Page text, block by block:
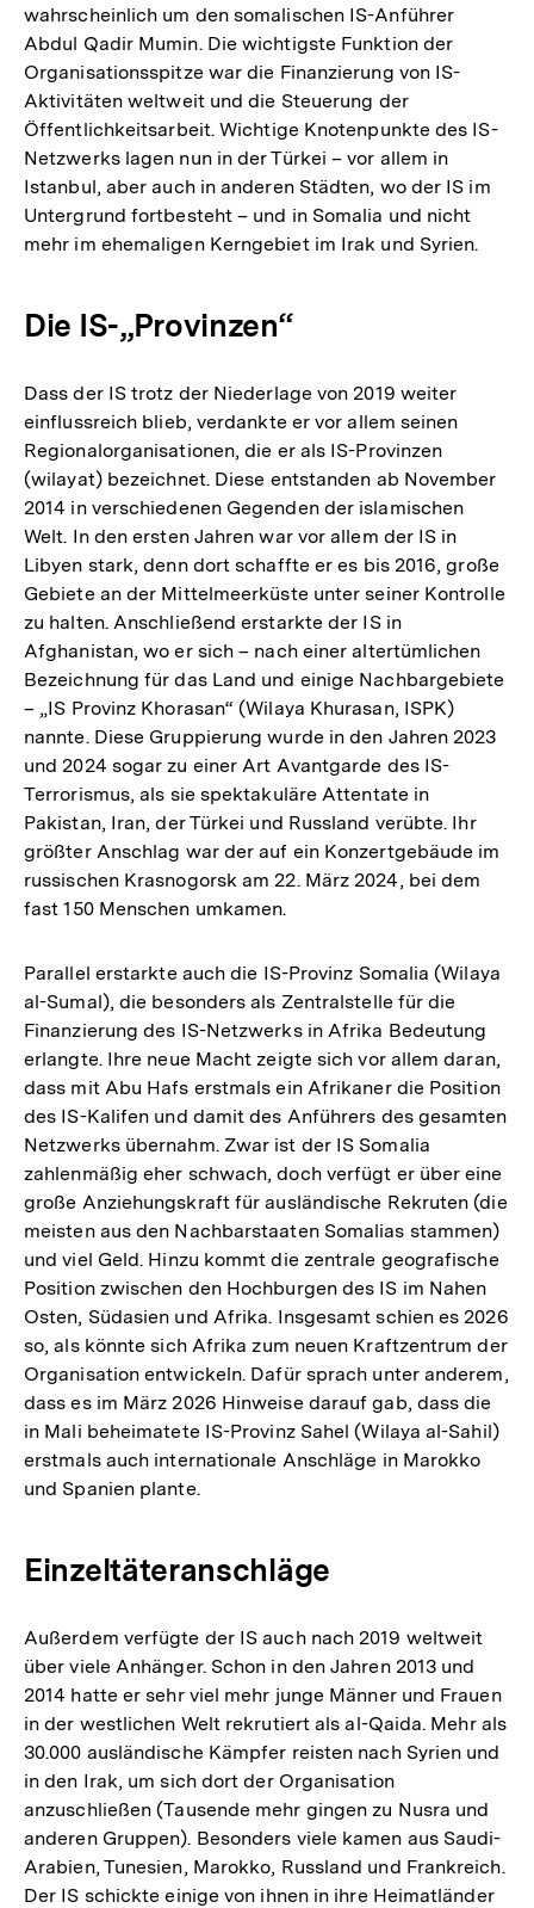
wahrscheinlich um den somalischen IS-Anführer
Abdul Qadir Mumin. Die wichtigste Funktion der
Organisationsspitze war die Finanzierung von IS-
Aktivitäten weltweit und die Steuerung der
Öffentlichkeitsarbeit. Wichtige Knotenpunkte des IS-
Netzwerks lagen nun in der Türkei – vor allem in
Istanbul, aber auch in anderen Städten, wo der IS im
Untergrund fortbesteht – und in Somalia und nicht
mehr im ehemaligen Kerngebiet im Irak und Syrien.
Die IS-„Provinzen“
Dass der IS trotz der Niederlage von 2019 weiter
einflussreich blieb, verdankte er vor allem seinen
Regionalorganisationen, die er als IS-Provinzen
(wilayat) bezeichnet. Diese entstanden ab November
2014 in verschiedenen Gegenden der islamischen
Welt. In den ersten Jahren war vor allem der IS in
Libyen stark, denn dort schaffte er es bis 2016, große
Gebiete an der Mittelmeerküste unter seiner Kontrolle
zu halten. Anschließend erstarkte der IS in
Afghanistan, wo er sich – nach einer altertümlichen
Bezeichnung für das Land und einige Nachbargebiete
– „IS Provinz Khorasan“ (Wilaya Khurasan, ISPK)
nannte. Diese Gruppierung wurde in den Jahren 2023
und 2024 sogar zu einer Art Avantgarde des IS-
Terrorismus, als sie spektakuläre Attentate in
Pakistan, Iran, der Türkei und Russland verübte. Ihr
größter Anschlag war der auf ein Konzertgebäude im
russischen Krasnogorsk am 22. März 2024, bei dem
fast 150 Menschen umkamen.
Parallel erstarkte auch die IS-Provinz Somalia (Wilaya
al-Sumal), die besonders als Zentralstelle für die
Finanzierung des IS-Netzwerks in Afrika Bedeutung
erlangte. Ihre neue Macht zeigte sich vor allem daran,
dass mit Abu Hafs erstmals ein Afrikaner die Position
des IS-Kalifen und damit des Anführers des gesamten
Netzwerks übernahm. Zwar ist der IS Somalia
zahlenmäßig eher schwach, doch verfügt er über eine
große Anziehungskraft für ausländische Rekruten (die
meisten aus den Nachbarstaaten Somalias stammen)
und viel Geld. Hinzu kommt die zentrale geografische
Position zwischen den Hochburgen des IS im Nahen
Osten, Südasien und Afrika. Insgesamt schien es 2026
so, als könnte sich Afrika zum neuen Kraftzentrum der
Organisation entwickeln. Dafür sprach unter anderem,
dass es im März 2026 Hinweise darauf gab, dass die
in Mali beheimatete IS-Provinz Sahel (Wilaya al-Sahil)
erstmals auch internationale Anschläge in Marokko
und Spanien plante.
Einzeltäteranschläge
Außerdem verfügte der IS auch nach 2019 weltweit
über viele Anhänger. Schon in den Jahren 2013 und
2014 hatte er sehr viel mehr junge Männer und Frauen
in der westlichen Welt rekrutiert als al-Qaida. Mehr als
30.000 ausländische Kämpfer reisten nach Syrien und
in den Irak, um sich dort der Organisation
anzuschließen (Tausende mehr gingen zu Nusra und
anderen Gruppen). Besonders viele kamen aus Saudi-
Arabien, Tunesien, Marokko, Russland und Frankreich.
Der IS schickte einige von ihnen in ihre Heimatländer